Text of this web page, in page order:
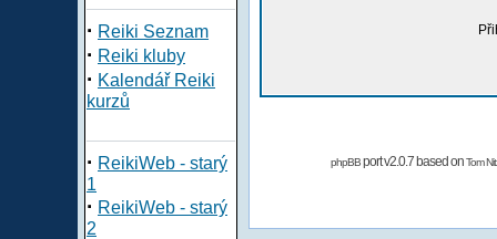
· Reiki Seznam
· Reiki kluby
· Kalendář Reiki
kurzů
· ReikiWeb - starý
1
· ReikiWeb - starý
2
phpBBport v2.0.7 based onTom